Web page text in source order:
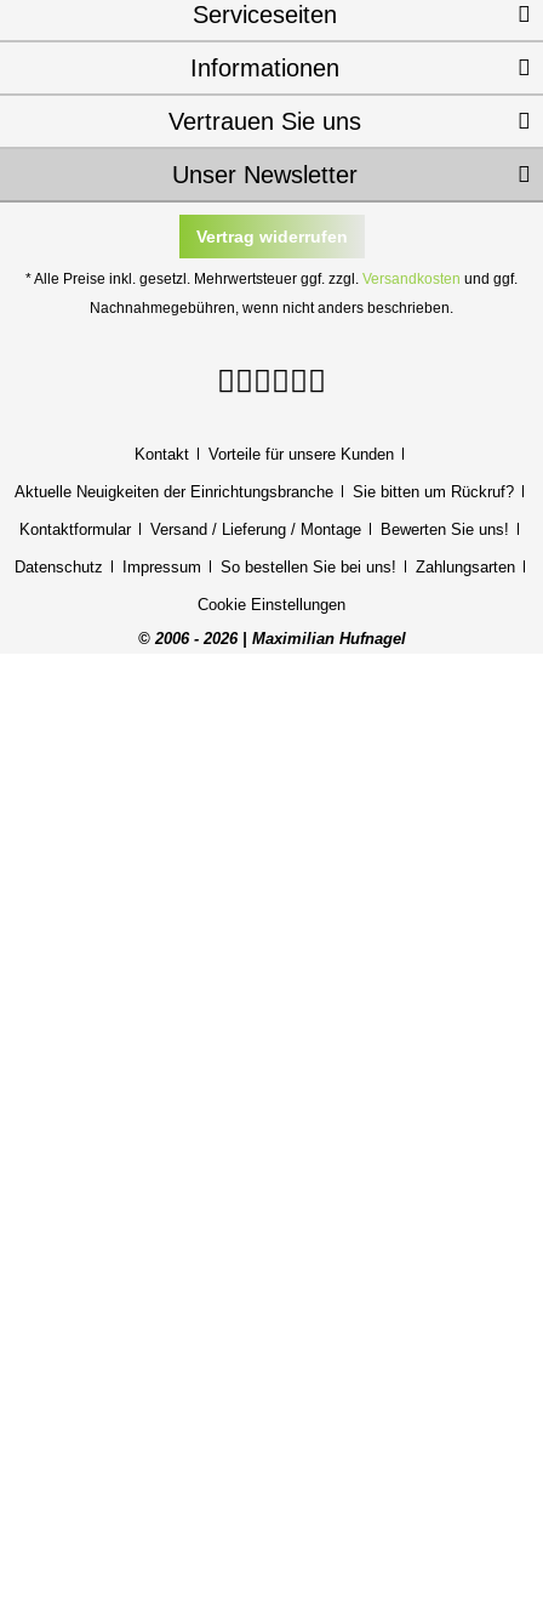
Serviceseiten
Informationen
Unser Newsletter
Vertrauen Sie uns
Vertrag widerrufen
* Alle Preise inkl. gesetzl. Mehrwertsteuer ggf. zzgl. Versandkosten und ggf.
Nachnahmegebühren, wenn nicht anders beschrieben.
Kontakt Vorteile für unsere Kunden
Aktuelle Neuigkeiten der Einrichtungsbranche Sie bitten um Rückruf?
Kontaktformular Versand / Lieferung / Montage Bewerten Sie uns!
Datenschutz Impressum So bestellen Sie bei uns! Zahlungsarten
Cookie Einstellungen
© 2006 - 2026 | Maximilian Hufnagel